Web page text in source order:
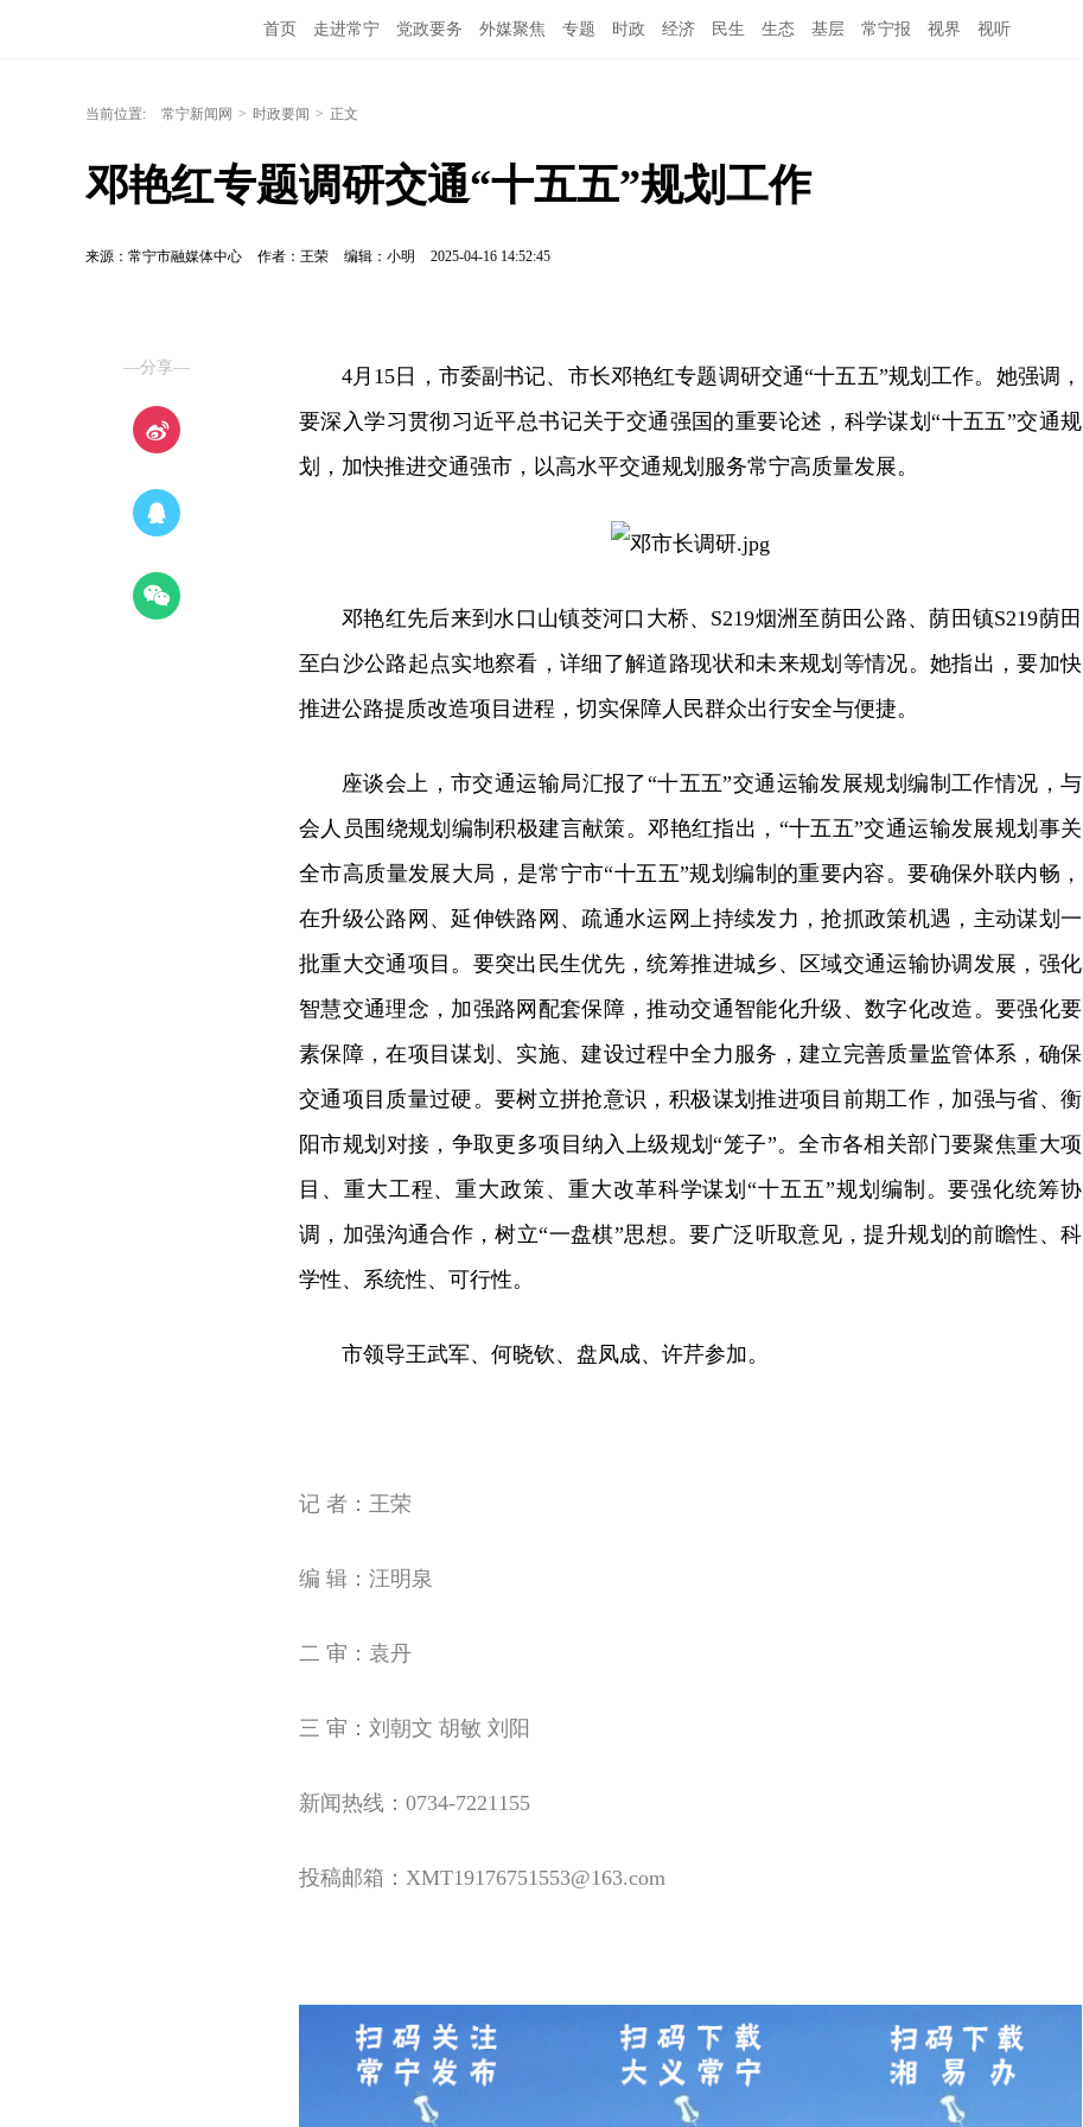
首页 走进常宁 党政要务 外媒聚焦 专题 时政 经济 民生 生态 基层 常宁报 视界 视听
当前位置: 常宁新闻网 > 时政要闻 > 正文
邓艳红专题调研交通“十五五”规划工作
来源：常宁市融媒体中心 作者：王荣 编辑：小明 2025-04-16 14:52:45
—分享—
4月15日，市委副书记、市长邓艳红专题调研交通“十五五”规划工作。她强调，
要深入学习贯彻习近平总书记关于交通强国的重要论述，科学谋划“十五五”交通规
划，加快推进交通强市，以高水平交通规划服务常宁高质量发展。
邓艳红先后来到水口山镇茭河口大桥、S219烟洲至荫田公路、荫田镇S219荫田
至白沙公路起点实地察看，详细了解道路现状和未来规划等情况。她指出，要加快
推进公路提质改造项目进程，切实保障人民群众出行安全与便捷。
座谈会上，市交通运输局汇报了“十五五”交通运输发展规划编制工作情况，与
会人员围绕规划编制积极建言献策。邓艳红指出，“十五五”交通运输发展规划事关
全市高质量发展大局，是常宁市“十五五”规划编制的重要内容。要确保外联内畅，
在升级公路网、延伸铁路网、疏通水运网上持续发力，抢抓政策机遇，主动谋划一
批重大交通项目。要突出民生优先，统筹推进城乡、区域交通运输协调发展，强化
智慧交通理念，加强路网配套保障，推动交通智能化升级、数字化改造。要强化要
素保障，在项目谋划、实施、建设过程中全力服务，建立完善质量监管体系，确保
交通项目质量过硬。要树立拼抢意识，积极谋划推进项目前期工作，加强与省、衡
阳市规划对接，争取更多项目纳入上级规划“笼子”。全市各相关部门要聚焦重大项
目、重大工程、重大政策、重大改革科学谋划“十五五”规划编制。要强化统筹协
调，加强沟通合作，树立“一盘棋”思想。要广泛听取意见，提升规划的前瞻性、科
学性、系统性、可行性。
市领导王武军、何晓钦、盘凤成、许芹参加。
记 者：王荣
编 辑：汪明泉
二 审：袁丹
三 审：刘朝文 胡敏 刘阳
新闻热线：0734-7221155
投稿邮箱：XMT19176751553@163.com